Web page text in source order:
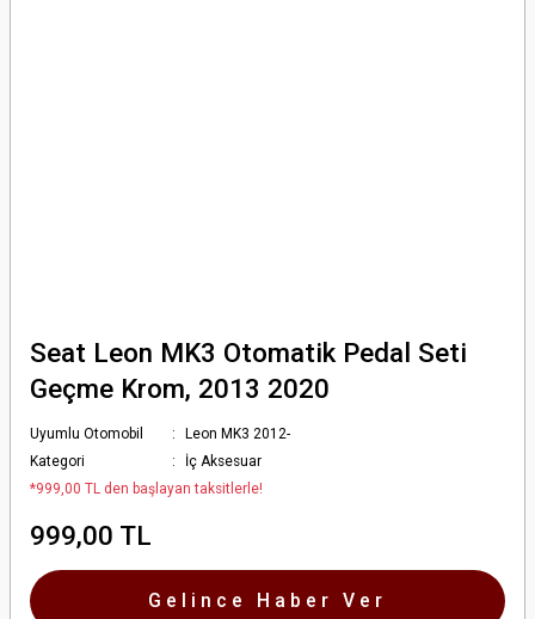
Seat Leon MK3 Otomatik Pedal Seti
Geçme Krom, 2013 2020
Uyumlu Otomobil
Leon MK3 2012-
Kategori
İç Aksesuar
*999,00 TL den başlayan taksitlerle!
999,00 TL
Gelince Haber Ver